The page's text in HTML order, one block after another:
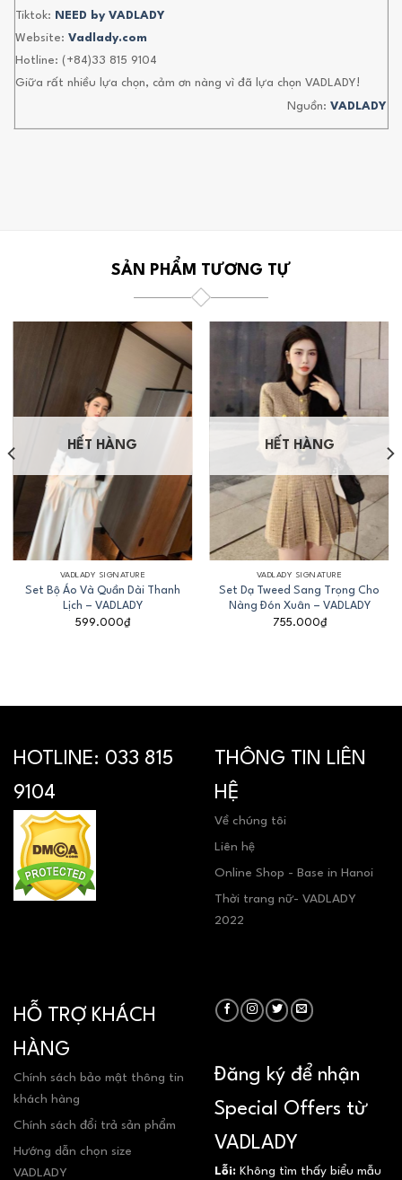
Tiktok:
NEED by VADLADY
Website: Vadlady.com
Hotline: (+84)33 815 9104
Giữa rất nhiều lựa chọn, cảm ơn nàng vì đã lựa chọn VADLADY!
Nguồn: VADLADY
SẢN PHẨM TƯƠNG TỰ
HẾT HÀNG
VADLADY SIGNATURE
Set Bộ Áo Và Quần Dài Thanh
Lịch – VADLADY
599.000₫
HẾT HÀNG
VADLADY SIGNATURE
Set Dạ Tweed Sang Trọng Cho
Nàng Đón Xuân – VADLADY
755.000₫
HOTLINE: 033 815
9104
THÔNG TIN LIÊN
HỆ
Về chúng tôi
Liên hệ
Online Shop - Base in Hanoi
Thời trang nữ- VADLADY
2022
HỖ TRỢ KHÁCH
HÀNG
Chính sách bảo mật thông tin
khách hàng
Chính sách đổi trả sản phẩm
Hướng dẫn chọn size
VADLADY
Đăng ký để nhận
Special Offers từ
VADLADY
Lỗi: Không tìm thấy biểu mẫu